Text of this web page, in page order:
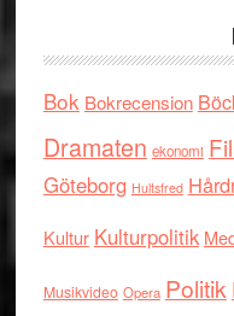
Bok Bokrecension
Dramaten ekonomi
Göteborg Hultsfred
Kultur Kulturpolitik
Musikvideo Opera Politik